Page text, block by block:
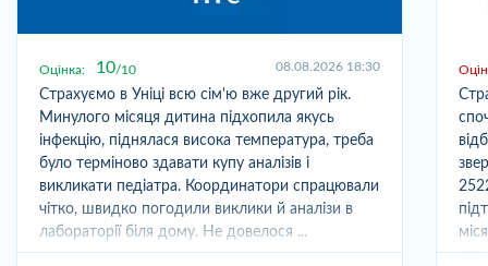
Оцінка: 10 10 08.08.2026 18:30
Страхуємо в Уніці всю сім'ю вже другий рік.
Минулого місяця дитина підхопила якусь
інфекцію, піднялася висока температура, треба
було терміново здавати купу аналізів і
викликати педіатра. Координатори спрацювали
чітко, швидко погодили виклики й аналізи в
лабораторії біля дому. Не довелося ...